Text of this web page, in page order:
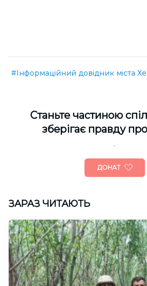
#Інформаційний довідник міста
Cтаньте частиною
зберігає правду
ДОНАТ
ЗАРАЗ ЧИТАЮТЬ